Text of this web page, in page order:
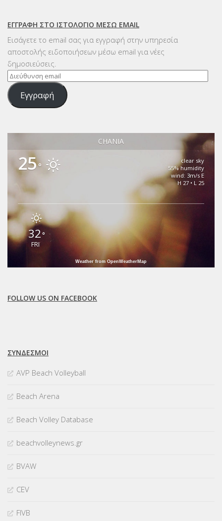
ΕΓΓΡΑΦΉ ΣΤΟ ΙΣΤΟΛΌΓΙΟ ΜΈΣΩ EMAIL
Εισάγετε το email σας για εγγραφή στην υπηρεσία
αποστολής ειδοποιήσεων μέσω email για νέες
δημοσιεύσεις.
Διεύθυνση
email
Εγγραφή
CHANIA
25°
clear sky
55% humidity
wind: 3m/s E
H 27 • L 25
32°
FRI
Weather from OpenWeatherMap
FOLLOW US ON FACEBOOK
ΣΥΝΔΈΣΜΟΙ
AVP Beach Volleyball
Beach Arena
Beach Volley Database
beachvolleynews.gr
BVAW
CEV
FIVB